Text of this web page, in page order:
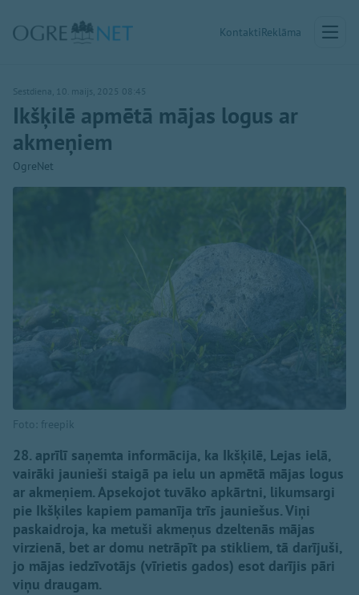
KontaktiReklāma
Sestdiena, 10. maijs, 2025 08:45
Ikšķilē apmētā mājas logus ar
akmeņiem
OgreNet
Foto: freepik
28. aprīlī saņemta informācija, ka Ikšķilē, Lejas ielā,
vairāki jaunieši staigā pa ielu un apmētā mājas logus
ar akmeņiem. Apsekojot tuvāko apkārtni, likumsargi
pie Ikšķiles kapiem pamanīja trīs jauniešus. Viņi
paskaidroja, ka metuši akmeņus dzeltenās mājas
virzienā, bet ar domu netrāpīt pa stikliem, tā darījuši,
jo mājas iedzīvotājs (vīrietis gados) esot darījis pāri
viņu draugam.